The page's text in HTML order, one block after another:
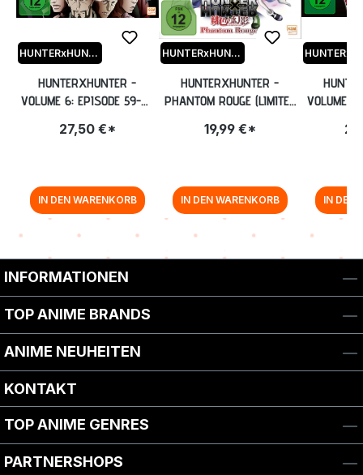
HUNTERxHUNTER
HUNTERXHUNTER -
VOLUME 6: EPISODE 59-67
27,50 €*
IN DEN WARENKORB
HUNTERxHUNTER
HUNTERXHUNTER -
PHANTOM ROUGE (LIMITED
MEDIABOOK) [DVD + BLU-
19,99 €*
IN DEN WARENKORB
VOLUME
IN DEN
Zurück zur Vor-/Zurück-Navigation
INFORMATIONEN
TOP ANIME BRANDS
ANIME NEUHEITEN
KONTAKT
TOP ANIME GENRES
PARTNERSHOPS